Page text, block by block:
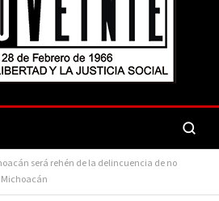
será rehén de la delincuencia de no